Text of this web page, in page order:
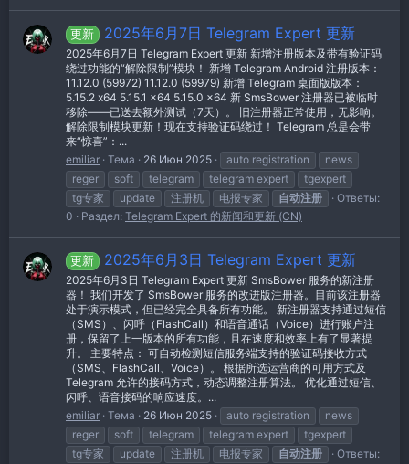
更新 2025年6月7日 Telegram Expert 更新
2025年6月7日 Telegram Expert 更新 新增注册版本及带有验证码
绕过功能的“解除限制”模块！ 新增 Telegram Android 注册版本：
11.12.0 (59972) 11.12.0 (59979) 新增 Telegram 桌面版版本：
5.15.2 x64 5.15.1 x64 5.15.0 x64 新 SmsBower 注册器已被临时
移除——已送去额外测试（7天）。 旧注册器正常使用，无影响。
解除限制模块更新！现在支持验证码绕过！ Telegram 总是会带
来“惊喜”：...
emiliar Тема 26 Июн 2025 auto registration
news
reger
soft telegram telegram expert
tgexpert
tg专家
update 注册机 电报专家 自动注册
Ответы:
0
Раздел: Telegram Expert 的新闻和更新 (CN)
更新 2025年6月3日 Telegram Expert 更新
2025年6月3日 Telegram Expert 更新 SmsBower 服务的新注册
器！ 我们开发了 SmsBower 服务的改进版注册器。目前该注册器
处于演示模式，但已经完全具备所有功能。 新注册器支持通过短信
（SMS）、闪呼（FlashCall）和语音通话（Voice）进行账户注
册，保留了上一版本的所有功能，且在速度和效率上有了显著提
升。 主要特点： 可自动检测短信服务端支持的验证码接收方式
（SMS、FlashCall、Voice）。 根据所选运营商的可用方式及
Telegram 允许的接码方式，动态调整注册算法。 优化通过短信、
闪呼、语音接码的响应速度。...
emiliar Тема 26 Июн 2025 auto registration
news
reger
soft telegram telegram expert
tgexpert
tg专家
update 注册机 电报专家 自动注册
Ответы: